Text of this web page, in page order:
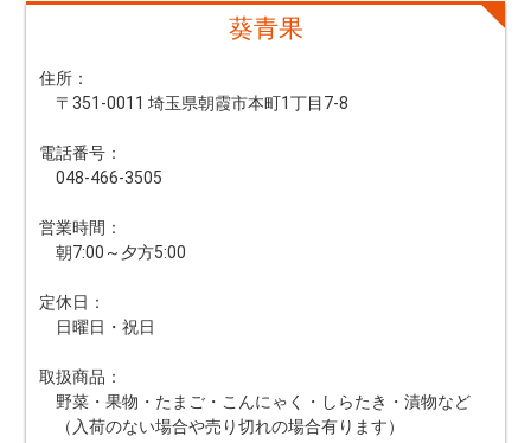
葵青果
住所：
〒351-0011 埼玉県朝霞市本町1丁目7-8
電話番号：
048-466-3505
営業時間：
朝7:00～夕方5:00
定休日：
日曜日・祝日
取扱商品：
野菜・果物・たまご・こんにゃく・しらたき・漬物など
（入荷のない場合や売り切れの場合有ります）